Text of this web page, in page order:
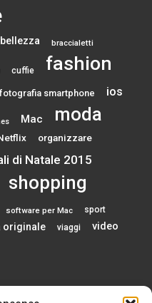
bellezza braccialetti
cuffie fashion
fotografia smartphone ios
Mac moda
organizzare
di Natale 2015
shopping
software per Mac sport
originale viaggi video